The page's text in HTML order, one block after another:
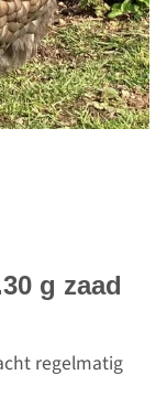
g zaad
regelmatig